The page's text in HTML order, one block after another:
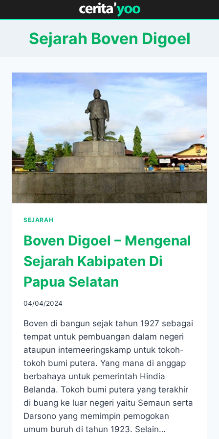
to
Sejarah Boven Digoel
SEJARAH
Boven Digoel – Mengenal
Sejarah Kabipaten Di
Papua Selatan
04/04/2024
Boven di bangun sejak tahun 1927 sebagai
tempat untuk pembuangan dalam negeri
ataupun interneeringskamp untuk tokoh-
tokoh bumi putera. Yang mana di anggap
berbahaya untuk pemerintah Hindia
Belanda. Tokoh bumi putera yang terakhir
di buang ke luar negeri yaitu Semaun serta
Darsono yang memimpin pemogokan
umum buruh di tahun 1923. Selain…